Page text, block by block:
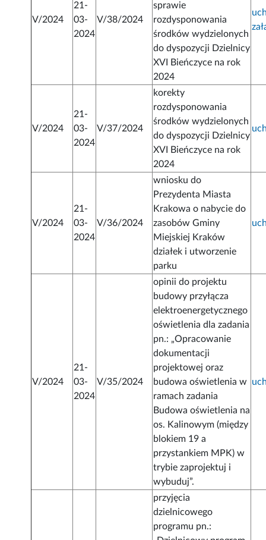
V/2024
21-
03-
2024
V/38/2024
sprawie
rozdysponowania
środków wydzielonych
do dyspozycji Dzielnicy
XVI Bieńczyce na rok
2024
V/2024
21-
03-
2024
V/37/2024
korekty
rozdysponowania
środków wydzielonych
do dyspozycji Dzielnicy
XVI Bieńczyce na rok
2024
V/2024
21-
03-
2024
V/36/2024
wniosku do
Prezydenta Miasta
Krakowa o nabycie do
zasobów Gminy
Miejskiej Kraków
działek i utworzenie
parku
V/2024
21-
03-
2024
V/35/2024
opinii do projektu
budowy przyłącza
elektroenergetycznego
oświetlenia dla zadania
pn.: „Opracowanie
dokumentacji
projektowej oraz
budowa oświetlenia w
ramach zadania
Budowa oświetlenia na
os. Kalinowym (między
blokiem 19 a
przystankiem MPK) w
trybie zaprojektuj i
wybuduj”.
przyjęcia
dzielnicowego
programu pn.: